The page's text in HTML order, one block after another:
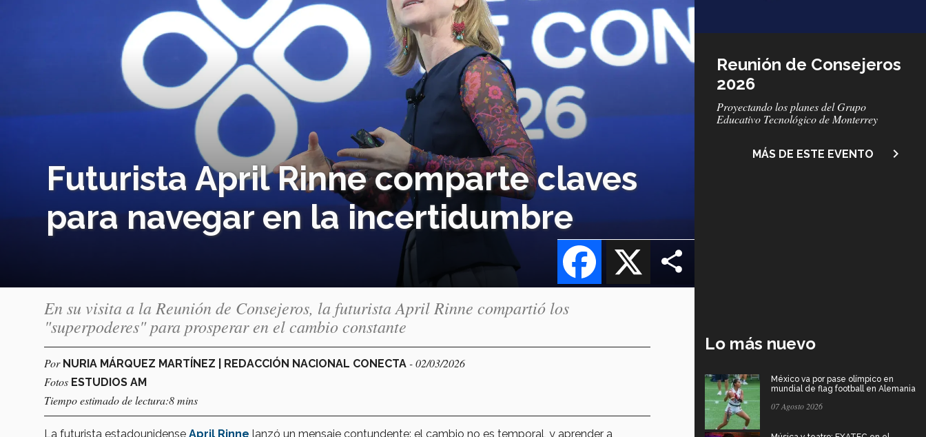
Futurista April Rinne comparte claves
para navegar en la incertidumbre
X
Facebook
Reunión de Consejeros
2026
Subtítulo
Proyectando los planes del Grupo
Educativo Tecnológico de Monterrey
MÁS DE ESTE EVENTO navigate_next
En su visita a la Reunión de Consejeros, la futurista April Rinne compartió los
"superpoderes" para prosperar en el cambio constante
Por NURIA MÁRQUEZ MARTÍNEZ | REDACCIÓN NACIONAL CONECTA - 02/03/2026
Fotos ESTUDIOS AM
Tiempo estimado de lectura:8 mins
La futurista estadounidense April Rinne lanzó un mensaje contundente: el cambio no es temporal, y aprender a
Lo más nuevo
México va por pase olímpico en
mundial de flag football en Alemania
07 Agosto 2026